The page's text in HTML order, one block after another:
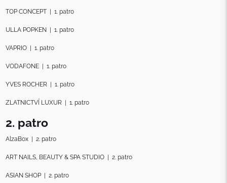
TOP CONCEPT | 1. patro
ULLA POPKEN | 1. patro
VAPRIO | 1. patro
VODAFONE | 1. patro
YVES ROCHER | 1. patro
ZLATNICTVÍ LUXUR | 1. patro
2. patro
AlzaBox | 2. patro
ART NAILS, BEAUTY & SPA STUDIO | 2. patro
ASIAN SHOP | 2. patro